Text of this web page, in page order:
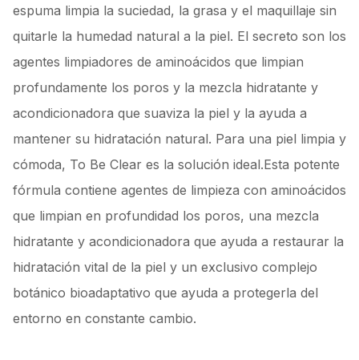
espuma limpia la suciedad, la grasa y el maquillaje sin
quitarle la humedad natural a la piel. El secreto son los
agentes limpiadores de aminoácidos que limpian
profundamente los poros y la mezcla hidratante y
acondicionadora que suaviza la piel y la ayuda a
mantener su hidratación natural. Para una piel limpia y
cómoda, To Be Clear es la solución ideal.Esta potente
fórmula contiene agentes de limpieza con aminoácidos
que limpian en profundidad los poros, una mezcla
hidratante y acondicionadora que ayuda a restaurar la
hidratación vital de la piel y un exclusivo complejo
botánico bioadaptativo que ayuda a protegerla del
entorno en constante cambio.